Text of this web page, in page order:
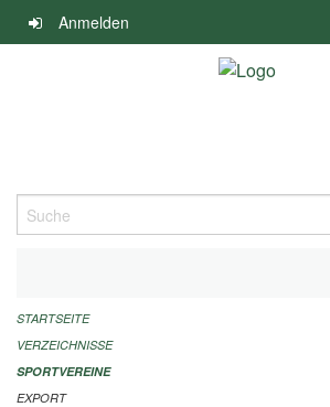
Navigation
überspringen
Anmelden
Suche
ALLGEMEINE INFORMATIONEN
FINANZIELLE UNTERSTÜTZUNG BENÖTIGT?
STARTSEITE
VERZEICHNISSE
SPORTVEREINE
EXPORT